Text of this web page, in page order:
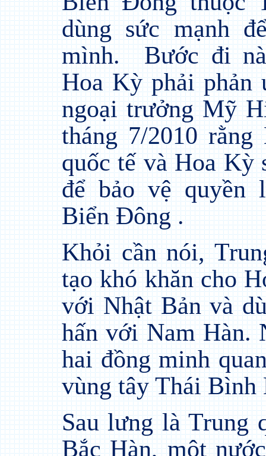
dùng sức mạnh
mình.
Bước đi
Hoa Kỳ phải phản
ngoại trưởng Mỹ
tháng 7/2010
quốc tế và Hoa Kỳ
để bảo vệ quyền
Biển Đông .
Khỏi cần nói,
tạo khó khăn cho
với Nhật Bản và
hấn với Nam Hàn.
hai đồng minh
vùng tây Thái Bình
Sau lưng là Trung
Bắc Hàn, một